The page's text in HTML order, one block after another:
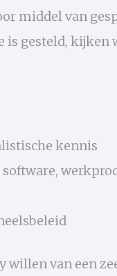
middel van
gesteld, kijken
kennis
willen van een